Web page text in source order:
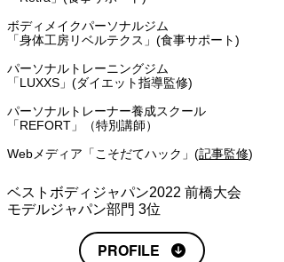
ボディメイクパーソナルジム
「身体工房リベルテクス」(食事サポート)
パーソナルトレーニングジム
「LUXXS」(ダイエット指導監修)
パーソナルトレーナー養成スクール
「REFORT」（特別講師）
Webメディア「こそだてハック」(記事監修)
ベストボディジャパン2022 前橋大会
モデルジャパン部門 3位
PROFILE